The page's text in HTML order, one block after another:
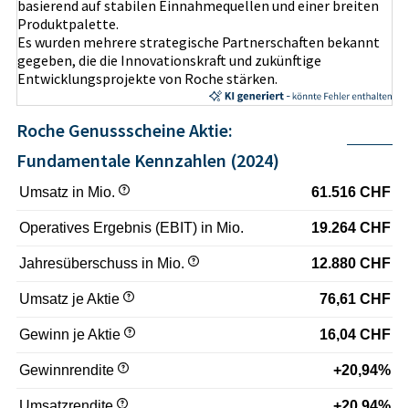
basierend auf stabilen Einnahmequellen und einer breiten
Produktpalette.
Es wurden mehrere strategische Partnerschaften bekannt
gegeben, die die Innovationskraft und zukünftige
Entwicklungsprojekte von Roche stärken.
Roche Genussscheine Aktie:
Fundamentale Kennzahlen (2024)
Umsatz in Mio. 61.516 CHF
Operatives Ergebnis (EBIT) in Mio. 19.264 CHF
Jahresüberschuss in Mio. 12.880 CHF
Umsatz je Aktie 76,61 CHF
Gewinn je Aktie 16,04 CHF
Gewinnrendite +20,94%